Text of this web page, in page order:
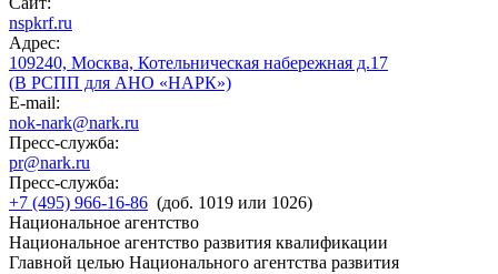
nspkrf.ru
Адрес:
109240, Москва, Котельническая набережная д.17
(В РСПП для АНО «НАРК»)
E-mail:
nok-nark@nark.ru
Пресс-служба:
pr@nark.ru
Пресс-служба:
+7 (495) 966-16-86 (доб. 1019 или 1026)
Национальное агентство
Национальное агентство развития квалификации
Главной целью Национального агентства развития